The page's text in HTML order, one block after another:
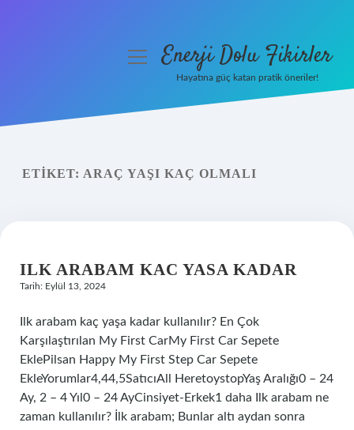
Yasal Uyarı
menüyüEnerji Dolu Fikirler
Hayatına güç katan pratik öneriler!
ETIKET: ARAÇ YAŞI KAÇ OLMALI
ILK ARABAM KAC YASA KADAR
Tarih: Eylül 13, 2024
Ilk arabam kaç yaşa kadar kullanılır? En Çok
Karşılaştırılan My First CarMy First Car Sepete
EklePilsan Happy My First Step Car Sepete
EkleYorumlar4,44,5SatıcıAll HeretoystopYaş Aralığı0 – 24
Ay, 2 – 4 Yıl0 – 24 AyCinsiyet-Erkek1 daha Ilk arabam ne
zaman kullanılır? İlk arabam; Bunlar altı aydan sonra